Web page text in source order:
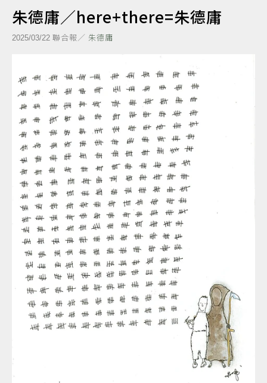
朱德庸／here+there=朱德庸
2025/03/22 聯合報／ 朱德庸